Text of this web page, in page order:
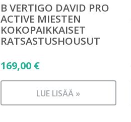
B VERTIGO DAVID PRO
ACTIVE MIESTEN
KOKOPAIKKAISET
RATSASTUSHOUSUT
169,00 €
LUE LISÄÄ »